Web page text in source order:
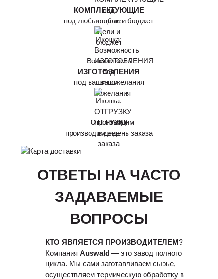
КОМПЛЕКТУЮЩИЕ
под любые цели и бюджет
Возможность
ИЗГОТОВЛЕНИЯ
под ваши пожелания
ОТГРУЗКУ
производим в день заказа
ОТВЕТЫ НА ЧАСТО
ЗАДАВАЕМЫЕ
ВОПРОСЫ
КТО ЯВЛЯЕТСЯ ПРОИЗВОДИТЕЛЕМ?
Компания Auswald— это завод полного
цикла. Мы сами заготавливаем сырье,
осуществляем термическую обработку в